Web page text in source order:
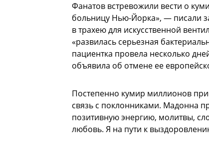
Фанатов встревожили вести о
больницу Нью-Йорка», — писали
в трахею для искусственной
«развилась серьезная
пациентка провела несколько
объявила об отмене ее
Постепенно кумир миллионов
связь с поклонниками. Мадонна
позитивную энергию, молитвы,
любовь. Я на пути к